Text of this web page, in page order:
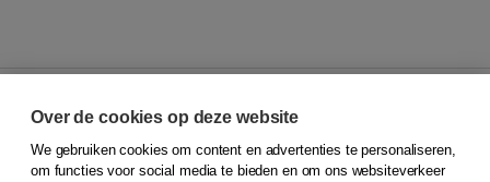
© 2026Koninklijke Boom uitgevers
Over de cookies op deze website
We gebruiken cookies om content en advertenties te personaliseren,
om functies voor social media te bieden en om ons websiteverkeer